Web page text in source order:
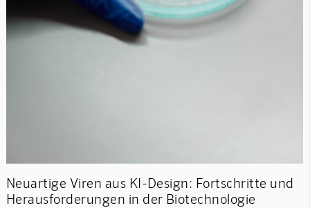
Neuartige Viren aus KI-Design: Fortschritte und
Herausforderungen in der Biotechnologie